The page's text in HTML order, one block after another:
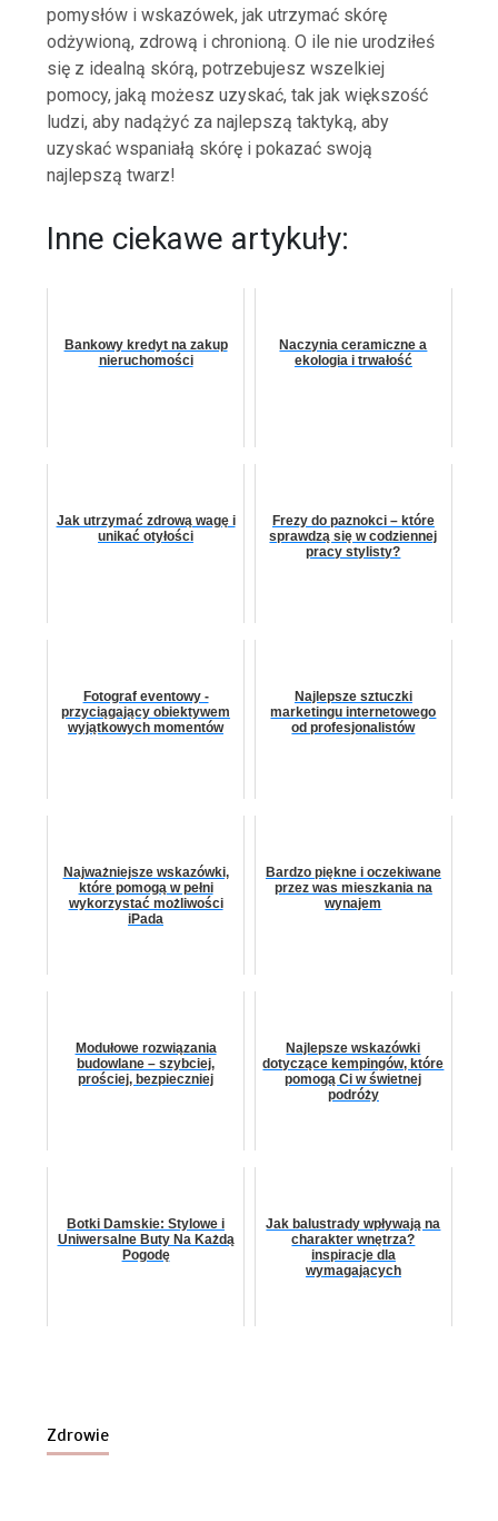
pomysłów i wskazówek, jak utrzymać skórę
odżywioną, zdrową i chronioną. O ile nie urodziłeś
się z idealną skórą, potrzebujesz wszelkiej
pomocy, jaką możesz uzyskać, tak jak większość
ludzi, aby nadążyć za najlepszą taktyką, aby
uzyskać wspaniałą skórę i pokazać swoją
najlepszą twarz!
Inne ciekawe artykuły:
Bankowy kredyt na zakup
nieruchomości
Naczynia ceramiczne a
ekologia i trwałość
Jak utrzymać zdrową wagę i
unikać otyłości
Frezy do paznokci – które
sprawdzą się w codziennej
pracy stylisty?
Fotograf eventowy -
przyciągający obiektywem
wyjątkowych momentów
Najlepsze sztuczki
marketingu internetowego
od profesjonalistów
Najważniejsze wskazówki,
które pomogą w pełni
wykorzystać możliwości
iPada
Bardzo piękne i oczekiwane
przez was mieszkania na
wynajem
Modułowe rozwiązania
budowlane – szybciej,
prościej, bezpieczniej
Najlepsze wskazówki
dotyczące kempingów, które
pomogą Ci w świetnej
podróży
Botki Damskie: Stylowe i
Uniwersalne Buty Na Każdą
Pogodę
Jak balustrady wpływają na
charakter wnętrza?
inspiracje dla
wymagających
Zdrowie